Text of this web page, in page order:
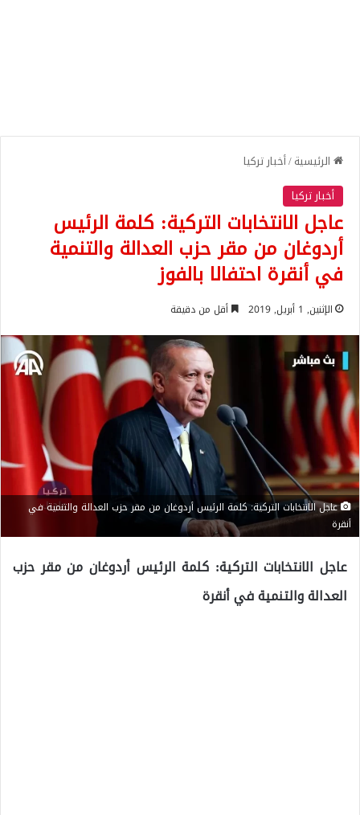
الرئيسية/أخبار تركيا
أخبار تركيا
عاجل الانتخابات التركية: كلمة الرئيس
أردوغان من مقر حزب العدالة والتنمية
في أنقرة احتفالا بالفوز
الإثنين, 1 أبريل, 2019 أقل من دقيقة
عاجل الانتخابات التركية: كلمة الرئيس أردوغان من مقر حزب العدالة والتنمية في
أنقرة
عاجل الانتخابات التركية: كلمة الرئيس أردوغان من مقر حزب
العدالة والتنمية في أنقرة